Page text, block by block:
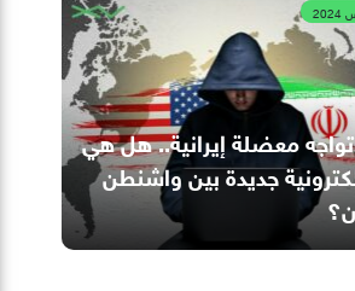
تواجه معضلة إيرانية.. هل هي
جديدة بين واشنطن